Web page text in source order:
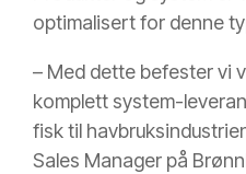
optimalisert for denne
– Med dette befester vi
komplett system-
fisk til
Sales Manager på